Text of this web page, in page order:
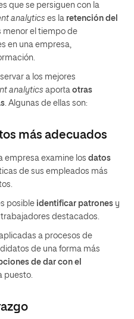
que se persiguen con la
analytics es la retención del
menor el tiempo de
en una empresa,
a los mejores
analytics aporta otras
. Algunas de ellas son:
más adecuados
empresa examine los datos
de sus empleados más
posible identificar patrones y
destacados.
a procesos de
de una forma más
de dar con el
puesto.